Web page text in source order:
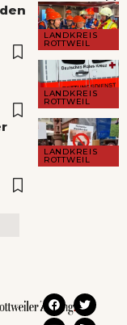
LANDKREIS
ROTTWEIL
LANDKREIS
ROTTWEIL
LANDKREIS
ROTTWEIL